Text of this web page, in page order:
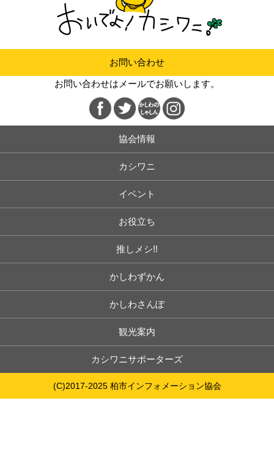
お問い合わせ
お問い合わせはメールでお願いします。
協会情報
カシワニ
イベント
お役立ち
推しメシ!!
かしわずかん
かしわさんぽ
観光案内
カシワニサポーターズ
(C)2017-2025 柏市インフォメーション協会